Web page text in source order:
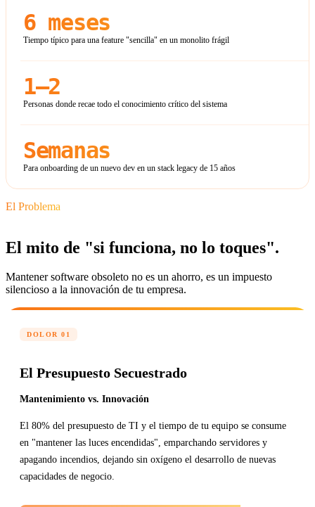
6 meses
Tiempo típico para una feature "sencilla" en un monolito frágil
1–2
Personas donde recae todo el conocimiento crítico del sistema
Semanas
Para onboarding de un nuevo dev en un stack legacy de 15 años
El Problema
El mito de "si funciona, no lo toques".
Mantener software obsoleto no es un ahorro, es un impuesto
silencioso a la innovación de tu empresa.
DOLOR 01
El Presupuesto Secuestrado
Mantenimiento vs. Innovación
El 80% del presupuesto de TI y el tiempo de tu equipo se consume
en "mantener las luces encendidas", emparchando servidores y
apagando incendios, dejando sin oxígeno el desarrollo de nuevas
capacidades de negocio.